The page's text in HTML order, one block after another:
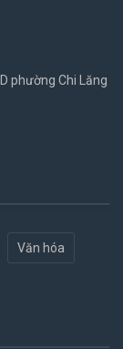
phường Chi Lăng
Văn hóa